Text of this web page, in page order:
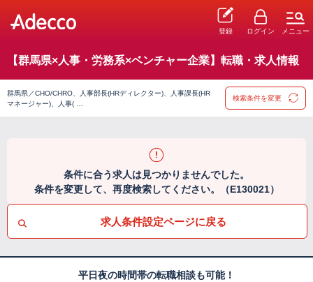
登録 ログイン メニュー
【群馬県×人事・労務系×ベンチャー企業】転職・求人情報
群馬県／CHO/CHRO、人事部長(HRディレクター)、人事課長(HR
マネージャー)、人事( …
検索条件を変更
条件に合う求人は見つかりませんでした。
条件を変更して、再度検索してください。（E130021）
求人条件設定ページに戻る
平日夜の時間帯の転職相談も可能！